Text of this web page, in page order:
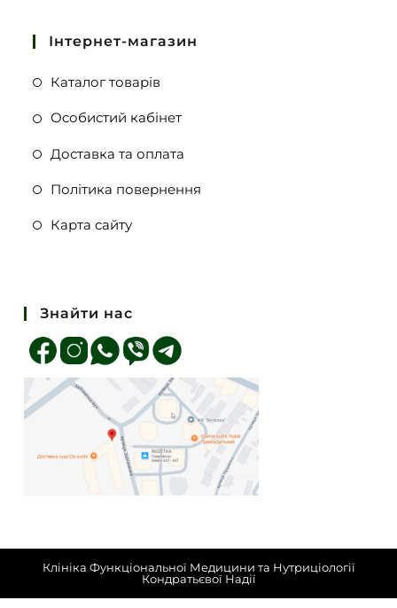
Інтернет-магазин
Каталог товарів
Особистий кабінет
Доставка та оплата
Політика повернення
Карта сайту
Знайти нас
Клініка Функціональної Медицини та Нутриціології
Кондратьєвої Надії